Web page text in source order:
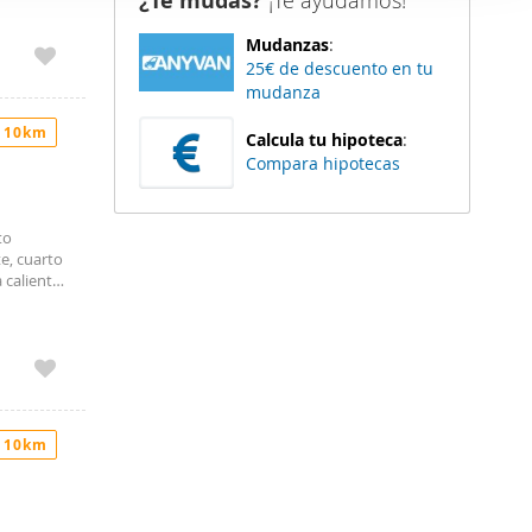
funciones
del
del uso
plato de
está
cuarto
caliente
del
Mudanzas:
25€ de descuento en tu
mudanza
Calcula tu hipoteca:
Compara hipotecas